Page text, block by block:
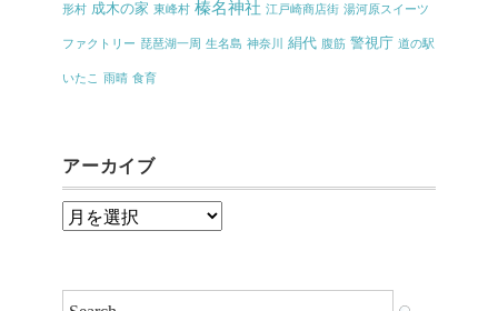
形村 成木の家 東峰村 榛名神社 江戸崎商店街 湯河原スイーツ
ファクトリー 琵琶湖一周 生名島 神奈川 絹代 腹筋 警視庁 道の駅
いたこ 雨晴 食育
アーカイブ
ア